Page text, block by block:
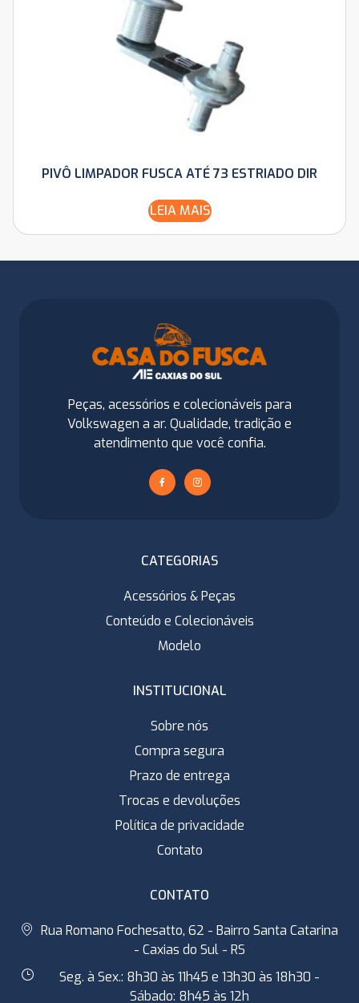
PIVÔ LIMPADOR FUSCA ATÉ 73 ESTRIADO DIR
LEIA MAIS
Peças, acessórios e colecionáveis para
Volkswagen a ar. Qualidade, tradição e
atendimento que você confia.
CATEGORIAS
Acessórios & Peças
Conteúdo e Colecionáveis
Modelo
INSTITUCIONAL
Sobre nós
Compra segura
Prazo de entrega
Trocas e devoluções
Política de privacidade
Contato
CONTATO
Rua Romano Fochesatto, 62 - Bairro Santa Catarina
- Caxias do Sul - RS
Seg. à Sex.: 8h30 às 11h45 e 13h30 às 18h30 -
Sábado: 8h45 às 12h